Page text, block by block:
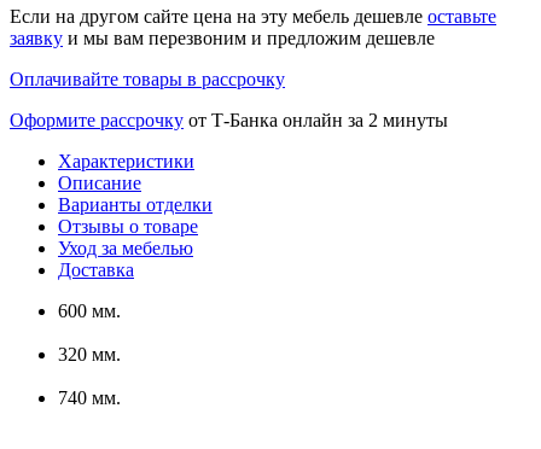
Если на другом сайте цена на эту мебель дешевле оставьте
заявку и мы вам перезвоним и предложим дешевле
Оплачивайте товары в рассрочку
Оформите рассрочку от Т-Банка онлайн за 2 минуты
Характеристики
Описание
Варианты отделки
Отзывы о товаре
Уход за мебелью
Доставка
600 мм.
320 мм.
740 мм.